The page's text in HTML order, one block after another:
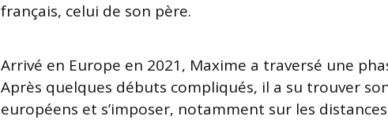
français, celui de son père.
Arrivé en Europe en 2021, Maxime a traversé une
Après quelques débuts compliqués, il a su trouver
européens et s’imposer, notamment sur les